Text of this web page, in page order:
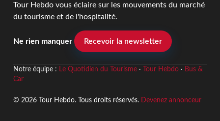
Tour Hebdo vous éclaire sur les mouvements du marché
du tourisme et de l'hospitalité.
Ne rien manquer Recevoir la newsletter
Notre équipe : Le Quotidien du Tourisme· Tour Hebdo· Bus &
Car
© 2026 Tour Hebdo. Tous droits réservés. Devenez annonceur